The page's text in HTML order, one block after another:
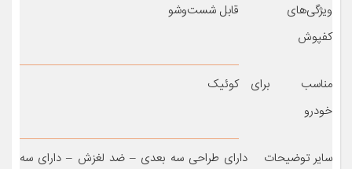
ویژگی‌های
کفپوش
قابل شست‌وشو
مناسب برای
خودرو
کوئیک
سایر توضیحات
دارای طراحی سه بعدی – ضد لغزش – دارای سه